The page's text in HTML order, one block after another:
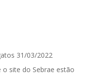
31/03/2022
site do Sebrae estão